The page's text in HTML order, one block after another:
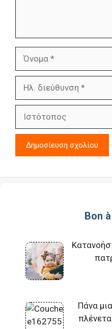
Όνομα
Ιστότοπος
Bon
Πάνα